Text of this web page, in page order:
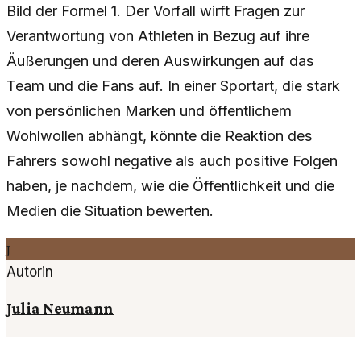
Bild der Formel 1. Der Vorfall wirft Fragen zur
Verantwortung von Athleten in Bezug auf ihre
Äußerungen und deren Auswirkungen auf das
Team und die Fans auf. In einer Sportart, die stark
von persönlichen Marken und öffentlichem
Wohlwollen abhängt, könnte die Reaktion des
Fahrers sowohl negative als auch positive Folgen
haben, je nachdem, wie die Öffentlichkeit und die
Medien die Situation bewerten.
J
Autorin
Julia Neumann